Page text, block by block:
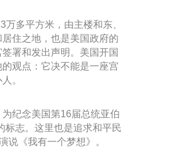
多平方米，由主楼和东、
住之地，也是美国政府的
署和发出声明。美国开国
观点：它决不能是一座宫
。
纪念美国第16届总统亚伯
标志。这里也是追求和平民
说《我有一个梦想》。